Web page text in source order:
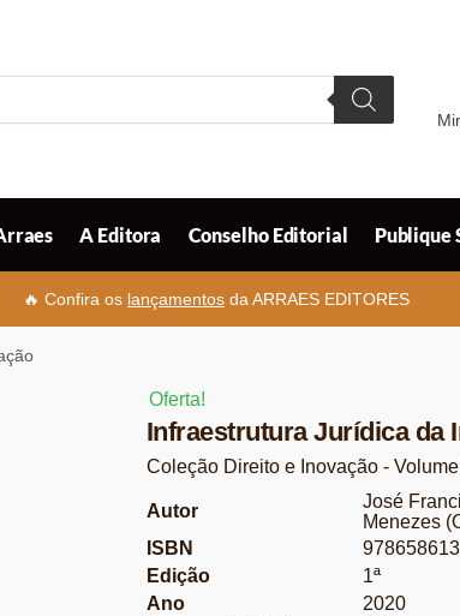
A Editora Conselho Editorial Publique
🔥 Confira os lançamentos da ARRAES EDITORES
Oferta!
Infraestrutura Jurídica da
Coleção Direito e Inovação -
Autor
José
Menezes
ISBN
Edição
1ª
Ano
2020